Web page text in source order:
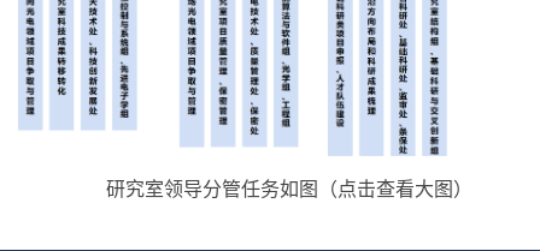
研究室领导分管任务如图（点击查看大图）